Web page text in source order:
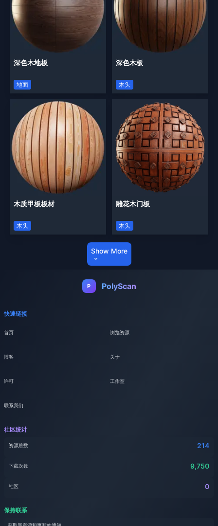
深色木地板
地面
深色木板
木头
木质甲板板材
木头
雕花木门板
木头
Show More
P PolyScan
快速链接
首页 浏览资源
博客 关于
许可 工作室
联系我们
社区统计
资源总数 214
下载次数 9,750
社区 0
保持联系